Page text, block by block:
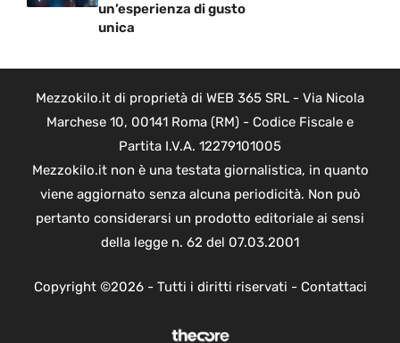
un’esperienza di gusto
unica
Mezzokilo.it di proprietà di WEB 365 SRL - Via Nicola
Marchese 10, 00141 Roma (RM) - Codice Fiscale e
Partita I.V.A. 12279101005
Mezzokilo.it non è una testata giornalistica, in quanto
viene aggiornato senza alcuna periodicità. Non può
pertanto considerarsi un prodotto editoriale ai sensi
della legge n. 62 del 07.03.2001
Copyright ©2026 - Tutti i diritti riservati - Contattaci